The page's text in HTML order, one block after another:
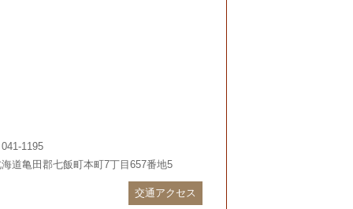
1195
道亀田郡七飯町本町7丁目657番地5
交通アクセス